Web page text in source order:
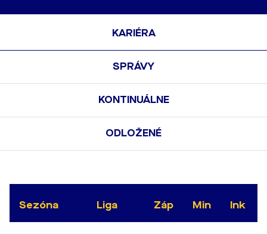
KARIÉRA
SPRÁVY
KONTINUÁLNE
ODLOŽENÉ
Sezóna Liga Záp Min Ink